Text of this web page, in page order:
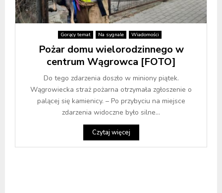
Gorący temat Na sygnale Wiadomości
Pożar domu wielorodzinnego w
centrum Wągrowca [FOTO]
Do tego zdarzenia doszło w miniony piątek.
Wągrowiecka straż pożarna otrzymała zgłoszenie o
palącej się kamienicy. – Po przybyciu na miejsce
zdarzenia widoczne było silne...
Czytaj więcej